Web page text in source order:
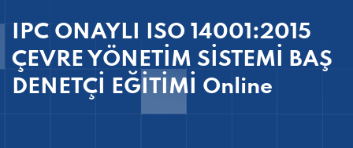
IPC ONAYLI ISO 14001:2015
ÇEVRE YÖNETİM SİSTEMİ BAŞ
DENETÇİ EĞİTİMİ Online